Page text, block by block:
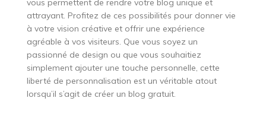
vous permettent de rendre votre blog unique et
attrayant. Profitez de ces possibilités pour donner vie
à votre vision créative et offrir une expérience
agréable à vos visiteurs. Que vous soyez un
passionné de design ou que vous souhaitiez
simplement ajouter une touche personnelle, cette
liberté de personnalisation est un véritable atout
lorsqu’il s’agit de créer un blog gratuit.